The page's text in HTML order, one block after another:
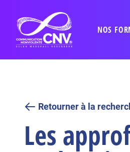
NOS
Retourner à la
Les